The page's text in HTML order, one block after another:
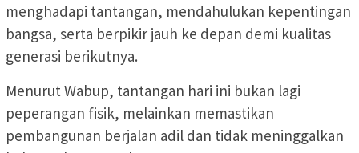
menghadapi tantangan, mendahulukan kepentingan
bangsa, serta berpikir jauh ke depan demi kualitas
generasi berikutnya.
Menurut Wabup, tantangan hari ini bukan lagi
peperangan fisik, melainkan memastikan
pembangunan berjalan adil dan tidak meninggalkan